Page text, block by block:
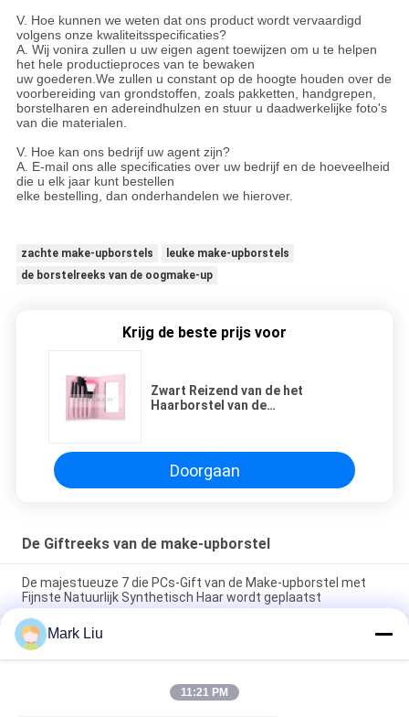
V. Hoe kunnen we weten dat ons product wordt vervaardigd
volgens onze kwaliteitsspecificaties?
A. Wij vonira zullen u uw eigen agent toewijzen om u te helpen
het hele productieproces van te bewaken
uw goederen.We zullen u constant op de hoogte houden over de
voorbereiding van grondstoffen, zoals pakketten, handgrepen,
borstelharen en adereindhulzen en stuur u daadwerkelijke foto's
van die materialen.
V. Hoe kan ons bedrijf uw agent zijn?
A. E-mail ons alle specificaties over uw bedrijf en de hoeveelheid
die u elk jaar kunt bestellen
elke bestelling, dan onderhandelen we hierover.
zachte make-upborstels
leuke make-upborstels
de borstelreeks van de oogmake-up
Krijg de beste prijs voor
Zwart Reizend van de het
Haarborstel van de
Doorgaan
De Giftreeks van de make-upborstel
De majestueuze 7 die PCs-Gift van de Make-upborstel met
Fijnste Natuurlijk Synthetisch Haar wordt geplaatst
Roze Exclusieve van de de Borstelgift van de
Inzamelingsmake-up Vastgestelde de
Schoonheidsproducten, de Reeks van Make-uphulpmiddelen
De Giftpakket van de Chirstmasvakantie met Borstels Met
Mark Liu
11:21 PM